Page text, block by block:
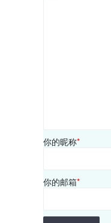
你的昵称*
你的邮箱*